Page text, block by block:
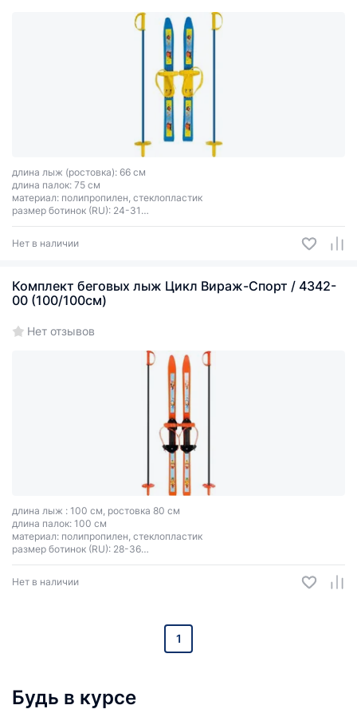
длина лыж (ростовка): 66 см
длина палок: 75 см
материал: полипропилен, стеклопластик
размер ботинок (RU): 24-31
тип креплений: 2 ремня
Нет в наличии
Комплект беговых лыж Цикл Вираж-Спорт / 4342-
00 (100/100см)
Нет отзывов
длина лыж : 100 см, ростовка 80 см
длина палок: 100 см
материал: полипропилен, стеклопластик
размер ботинок (RU): 28-36
тип креплений: универсальное Цикл
Нет в наличии
1
Будь в курсе